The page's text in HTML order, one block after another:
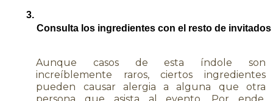
Consulta los ingredientes con el resto de invitados
Aunque casos de esta índole son
increíblemente raros, ciertos ingredientes
pueden causar alergia a alguna que otra